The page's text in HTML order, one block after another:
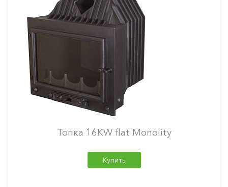
Топка 16KW flat Monolity
Купить